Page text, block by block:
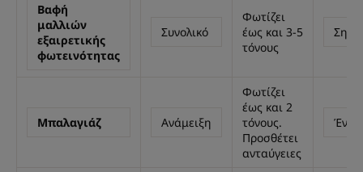
Βαφή
μαλλιών
εξαιρετικής
φωτεινότητας
Συνολικό
Φωτίζει
έως και 3-5
τόνους
Μπαλαγιάζ Ανάμειξη
Φωτίζει
έως και 2
τόνους.
Προσθέτει
ανταύγειες